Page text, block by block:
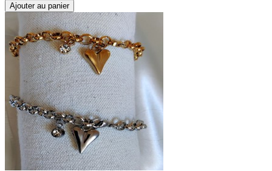
Ajouter au panier